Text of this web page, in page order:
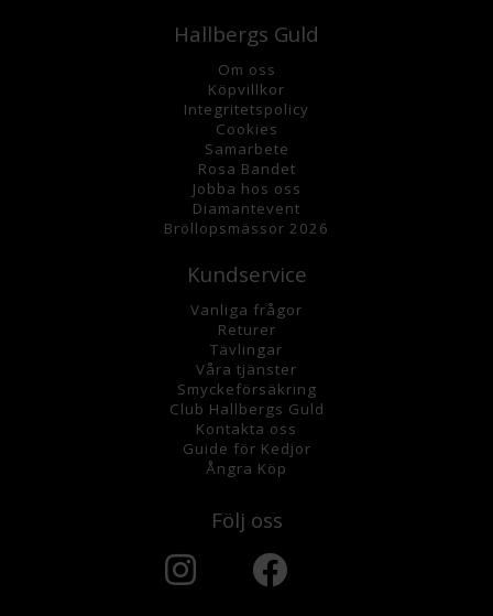
Hallbergs Guld
Om oss
Köpvillkor
Integritetspolicy
Cookies
Samarbete
Rosa Bandet
Jobba hos oss
Diamantevent
Bröllopsmässor 2026
Kundservice
Vanliga frågor
Returer
Tävlingar
Våra tjänster
Smyckeförsäkring
Club Hallbergs Guld
Kontakta oss
Guide för Kedjor
Ångra Köp
Följ oss